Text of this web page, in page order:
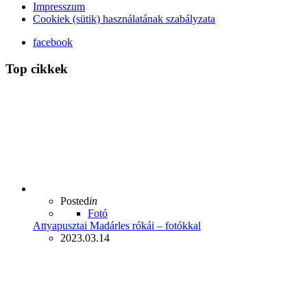
Impresszum
Cookiek (sütik) használatának szabályzata
facebook
Top cikkek
Postedin
Fotó
Attyapusztai Madárles rókái – fotókkal
2023.03.14